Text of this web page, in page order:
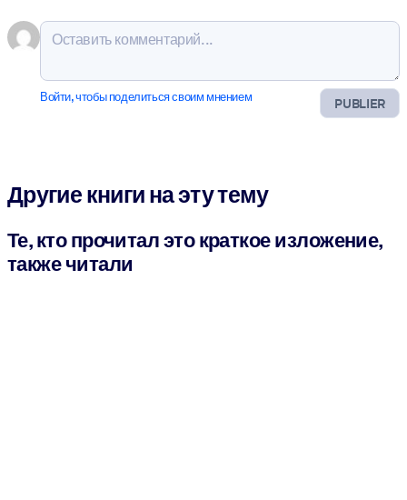
PUBLIER
Войти, чтобы поделиться своим мнением
Другие книги на эту тему
Те, кто прочитал это краткое изложение,
также читали